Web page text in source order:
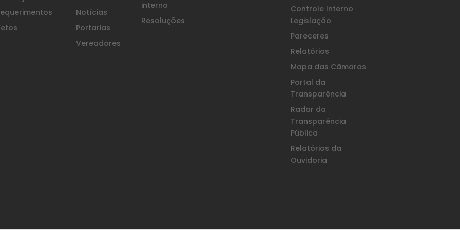
Notícias
Portarias
Vereadores
interno
Resoluções
Controle Interno
Legislação
Pareceres
Relatórios
Mapa das Câmaras
Portal da
Transparência
Radar da
Transparência
Pública
Relatórios da
Ouvidoria